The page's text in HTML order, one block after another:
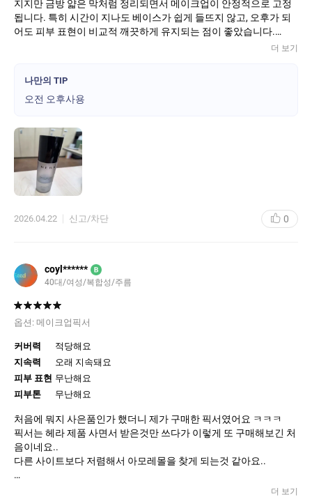
지지만 금방 얇은 막처럼 정리되면서 메이크업이 안정적으로 고정
됩니다. 특히 시간이 지나도 베이스가 쉽게 들뜨지 않고, 오후가 되
어도 피부 표현이 비교적 깨끗하게 유지되는 점이 좋았습니다.
겁지 않아 부담 없이 사용할 수 있습니다.
고, 너무 가까이 뿌리면 부분적으로 뭉칠 수 있어 20~30cm 정도 거
리를 두고 사용하는 것이 좋습니다.
전체적으로는 중요한 일정이나 장시간 외출 시 만족도가 높은 제품
이며, 메이크업 지속력 중심으로 보면 확실히 차이를 느낄 수 있는
픽서입니다.
더 보기
나만의 TIP
오전 오후사용
2026.04.22 신고/차단 0
coyl****** B
40대/여성/복합성/주름
옵션: 메이크업픽서
커버력
적당해요
지속력
오래 지속돼요
피부 표현 무난해요
피부톤
무난해요
처음에 뭐지 사은품인가 했더니 제가 구매한 픽서였어요 ㅋㅋㅋ
픽서는 헤라 제품 사면서 받은것만 쓰다가 이렇게 또 구매해보긴 처
음이네요..
다른 사이트보다 저렴해서 아모레몰을 찾게 되는것 같아요..
외출 두번 했는데 한번 할떄는 뿌리고 두번째 외출떄는 까먹고 안 뿌
더 보기